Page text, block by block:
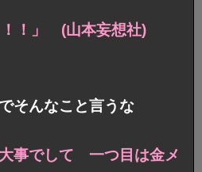
！！」 (山本妄想社)
そんなこと言うな
事でして 一つ目は金メ